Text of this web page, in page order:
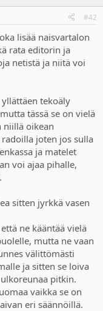
#42
lisää naisvartalon
rata editorin ja
netistä ja niitä voi
tekoäly
tässä se on vielä
niillä oikean
joten jos sulla
ja matelet
voi ajaa pihalle,
sitten jyrkkä vasen
ne kääntää vielä
mutta ne vaan
välittömästi
ja sitten se loiva
pitkin.
vaikka se on
eri säännöillä.